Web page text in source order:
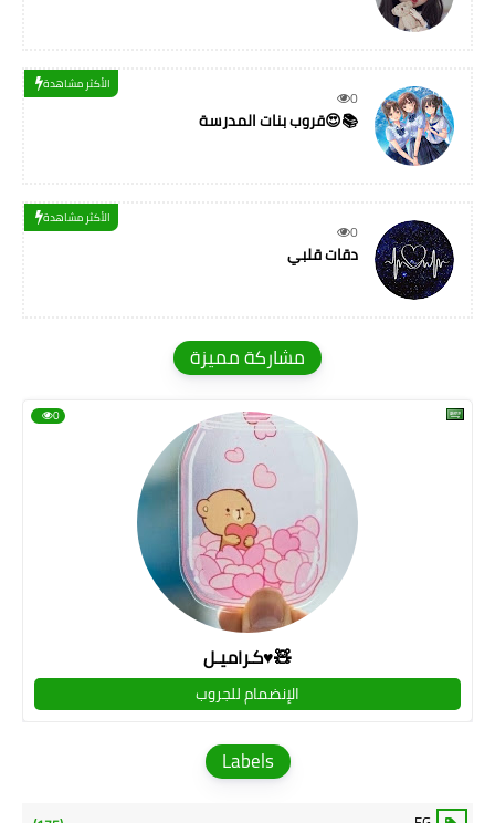
0
الأكثر مشاهدة
قروب بنات المدرسة😍📚
0
الأكثر مشاهدة
دقات قلبي
مشاركة مميزة
كـراميـل♥🧸
0
الإنضمام للجروب
Labels